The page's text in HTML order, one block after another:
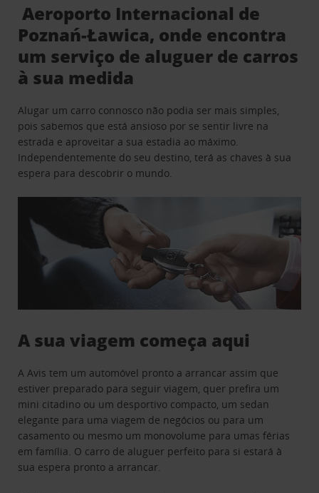
Aeroporto Internacional de
Poznań-Ławica, onde encontra
um serviço de aluguer de carros
à sua medida
Alugar um carro connosco não podia ser mais simples,
pois sabemos que está ansioso por se sentir livre na
estrada e aproveitar a sua estadia ao máximo.
Independentemente do seu destino, terá as chaves à sua
espera para descobrir o mundo.
A sua viagem começa aqui
A Avis tem um automóvel pronto a arrancar assim que
estiver preparado para seguir viagem, quer prefira um
mini citadino ou um desportivo compacto, um sedan
elegante para uma viagem de negócios ou para um
casamento ou mesmo um monovolume para umas férias
em família. O carro de aluguer perfeito para si estará à
sua espera pronto a arrancar.